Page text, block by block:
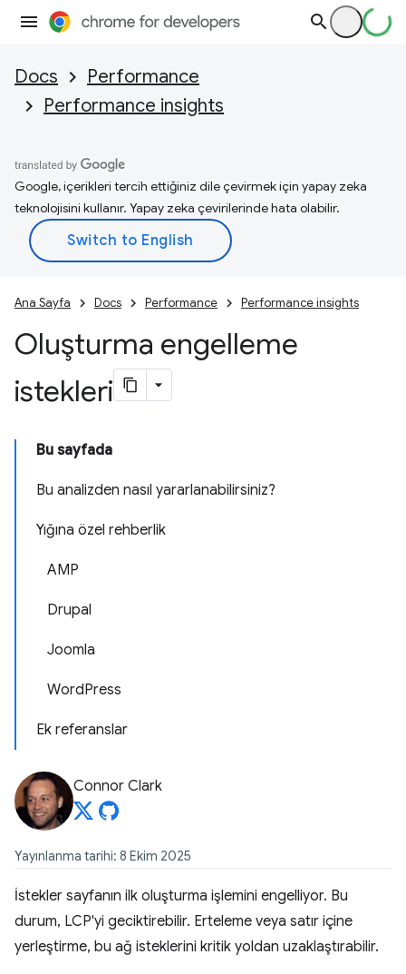
Docs
Performance
Performance insights
Google, içerikleri tercih ettiğiniz dile çevirmek için yapay zeka
teknolojisini kullanır. Yapay zeka çevirilerinde hata olabilir.
Ana Sayfa Docs Performance Performance insights
Oluşturma engelleme
istekleri
Bu sayfada
Bu analizden nasıl yararlanabilirsiniz?
Yığına özel rehberlik
AMP
Drupal
Joomla
WordPress
Ek referanslar
Connor Clark
Yayınlanma tarihi: 8 Ekim 2025
İstekler sayfanın ilk oluşturma işlemini engelliyor. Bu
durum, LCP'yi geciktirebilir. Erteleme veya satır içine
yerleştirme, bu ağ isteklerini kritik yoldan uzaklaştırabilir.